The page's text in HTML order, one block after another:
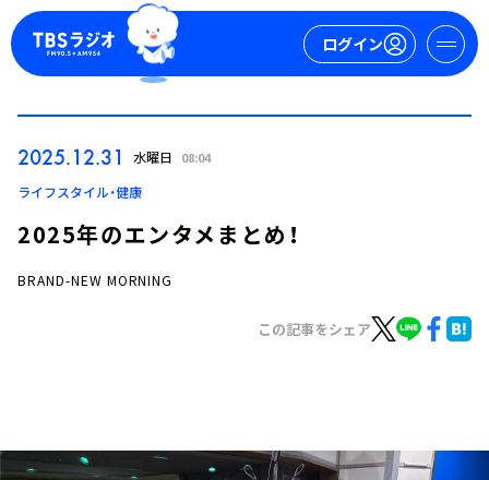
ログイン
ログイン
トピックス
TBS Podcast
2025.12.31 水曜日 08:04
ライフスタイル・健康
2025年のエンタメまとめ！
BRAND-NEW MORNING
この記事をシェア